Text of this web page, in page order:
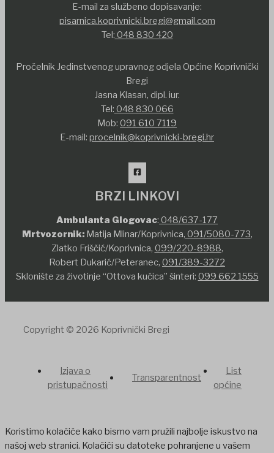
E-mail za službeno dopisavanje:
pisarnica.koprivnicki.bregi@gmail.com
Tel: 048 830 420
Pročelnik Jedinstvenog upravnog odjela Općine Koprivnički
Bregi
Jasna Klasan, dipl. iur.
Tel: 048 830 066
Mob: 091 610 7119
E-mail: procelnik@koprivnicki-bregi.hr
BRZI LINKOVI
Ambulanta Glogovac: 048/637-177
Mrtvozornik:Matija Mlinar/Koprivnica, 091/5080-773,
Zlatko Friščić/Koprivnica, 099/220-8988,
Robert Dukarić/Peteranec, 091/389-3272
Sklonište za životinje “Ottova kućica” šinteri: 099 662 1555
Copyright © 2026 Koprivnički Bregi
Izjava o
pristupačnosti
Transparentnost
List
općine
Koristimo kolačiće kako bismo vam pružili najbolje iskustvo na
našoj web stranici. Kolačići su datoteke pohranjene u vašem